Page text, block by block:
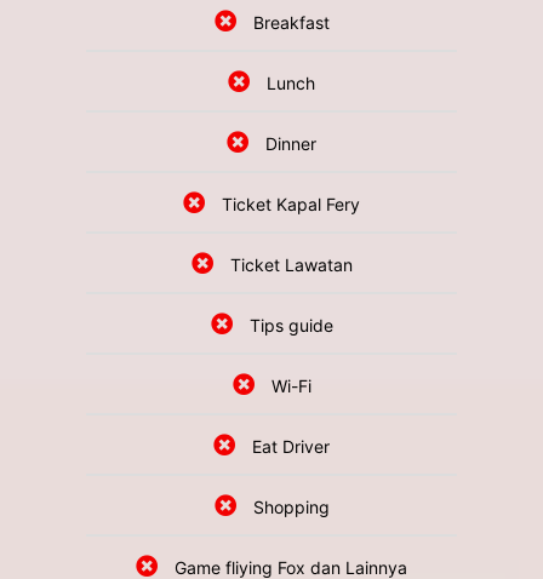
Breakfast
Lunch
Dinner
Ticket Kapal Fery
Ticket Lawatan
Tips guide
Wi-Fi
Eat Driver
Shopping
Game fliying Fox dan Lainnya